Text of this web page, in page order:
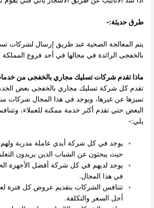
طرق حديثة:-
يتم المعالجة الصحية عند طريق إرسال لشركات
بالخفجى الرائدة في مجالها في أحد فروع المملكة
ماذا تقدم شركاتتسليك مجاري بالخفجى من
تقدم كل شركة تسليك مجاري بالخفجى بعض
تميزها عن غيرها، ويوجد في هذا المجال شركات
البعض حتي تقدم أكثر خدمة ممكنة للعملاء،
يلي:-
يوجد في كل شركة أيدي عاملة مدربة ولهم
حيث يبحثون عن الشباب الذين يريدون
يوجد لديهم في كل شركة أفضل الأجهزة
في هذا المجال.
تتنافس الشركات بتقديم عروض كل فترة
أجل السعر والتكلفة.